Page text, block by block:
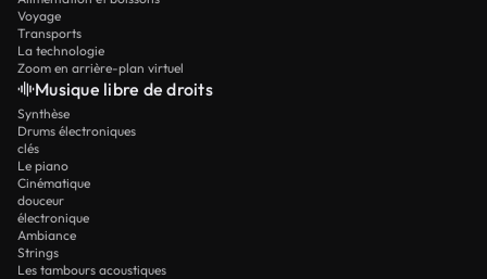
Voyage
Transports
La technologie
Zoom en arrière-plan virtuel
Musique libre de droits
Synthèse
Drums électroniques
clés
Le piano
Cinématique
douceur
électronique
Ambiance
Strings
Les tambours acoustiques